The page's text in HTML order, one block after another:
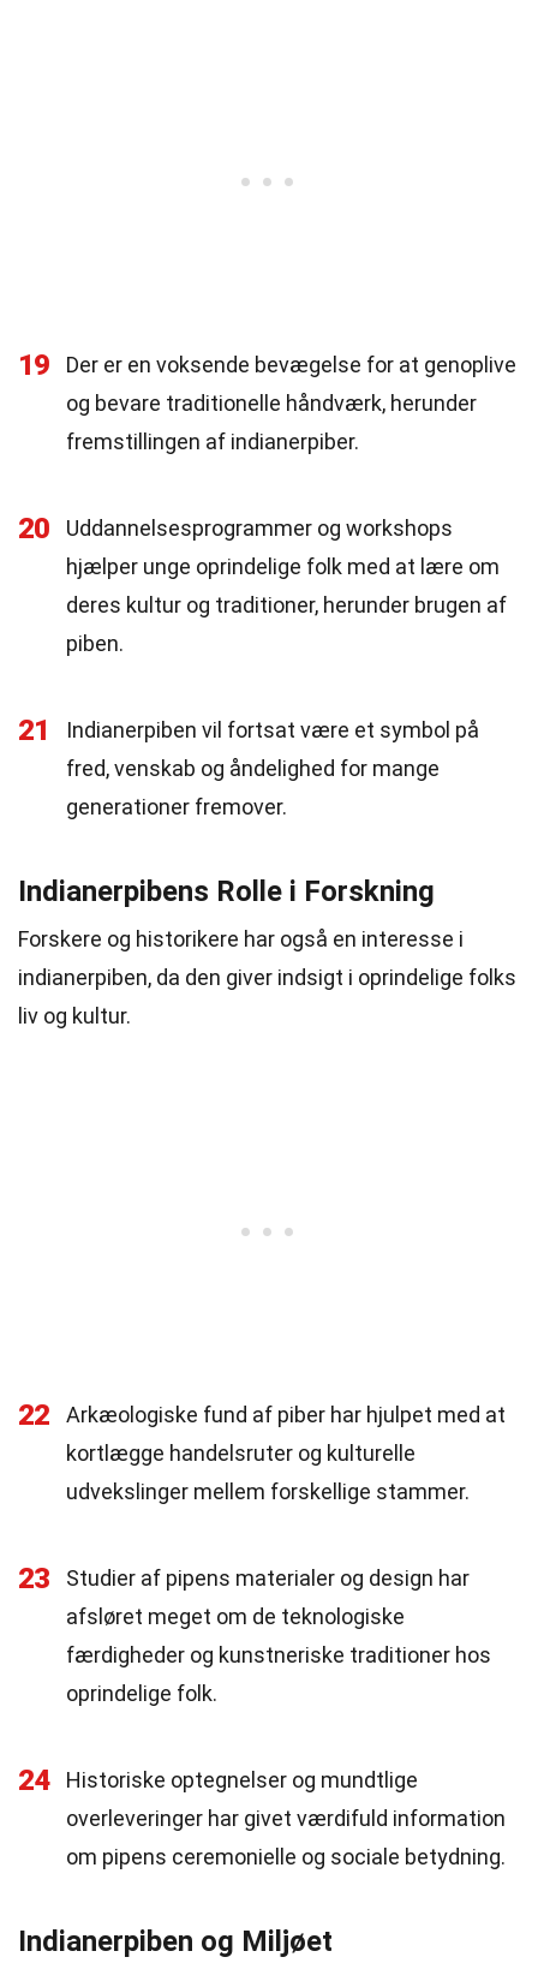
19
Der er en voksende bevægelse for at genoplive
og bevare traditionelle håndværk, herunder
fremstillingen af indianerpiber.
20
Uddannelsesprogrammer og workshops
hjælper unge oprindelige folk med at lære om
deres kultur og traditioner, herunder brugen af
piben.
21
Indianerpiben vil fortsat være et symbol på
fred, venskab og åndelighed for mange
generationer fremover.
Indianerpibens Rolle i Forskning
Forskere og historikere har også en interesse i
indianerpiben, da den giver indsigt i oprindelige folks
liv og kultur.
22
Arkæologiske fund af piber har hjulpet med at
kortlægge handelsruter og kulturelle
udvekslinger mellem forskellige stammer.
23
Studier af pipens materialer og design har
afsløret meget om de teknologiske
færdigheder og kunstneriske traditioner hos
oprindelige folk.
24
Historiske optegnelser og mundtlige
overleveringer har givet værdifuld information
om pipens ceremonielle og sociale betydning.
Indianerpiben og Miljøet